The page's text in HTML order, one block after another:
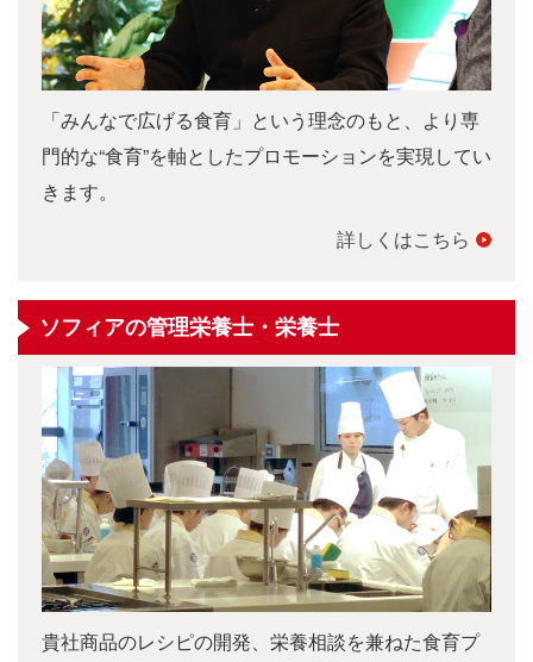
「みんなで広げる食育」という理念のもと、より専
門的な“食育”を軸としたプロモーションを実現してい
きます。
詳しくはこちら
ソフィアの管理栄養士・栄養士
貴社商品のレシピの開発、栄養相談を兼ねた食育プ